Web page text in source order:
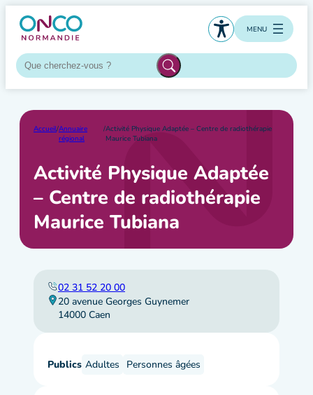
Aller
contenu
MENU
Accueil/Annuaire
régional
/Activité Physique Adaptée – Centre de radiothérapie
Maurice Tubiana
Activité Physique Adaptée
– Centre de radiothérapie
Maurice Tubiana
02 31 52 20 00
20 avenue Georges Guynemer
14000 Caen
Publics Adultes Personnes âgées